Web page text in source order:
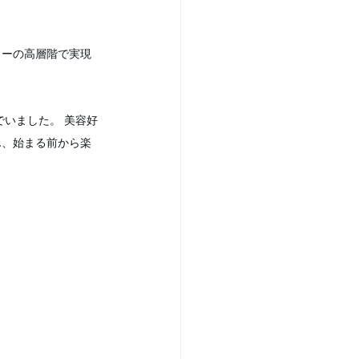
の高層階で実現
始まる前から楽